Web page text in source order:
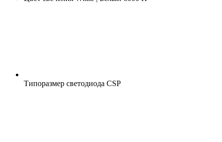
Типоразмер светодиода CSP